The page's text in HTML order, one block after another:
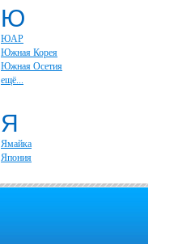
Ю
ЮАР
Южная Корея
Южная Осетия
ещё...
Я
Ямайка
Япония